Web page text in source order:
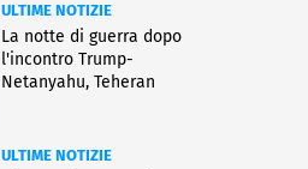
ULTIME NOTIZIE
La notte di guerra dopo
l'incontro Trump-
Netanyahu, Teheran
ULTIME NOTIZIE